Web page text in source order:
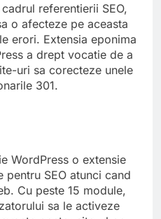
referentierii SEO,
o afecteze pe aceasta
erori. Extensia eponima
a drept vocatie de a
uri sa corecteze unele
301.
WordPress o extensie
pentru SEO atunci cand
Cu peste 15 module,
sa le activeze